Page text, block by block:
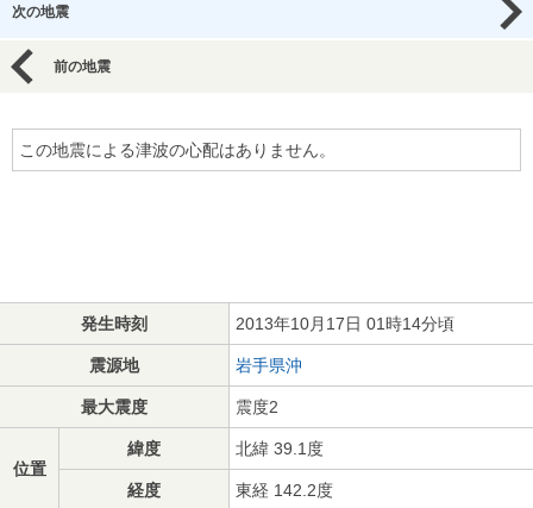
次の地震
前の地震
この地震による津波の心配はありません。
発生時刻 2013年10月17日 01時14分頃
震源地 岩手県沖
最大震度 震度2
位置
緯度 北緯 39.1度
経度 東経 142.2度